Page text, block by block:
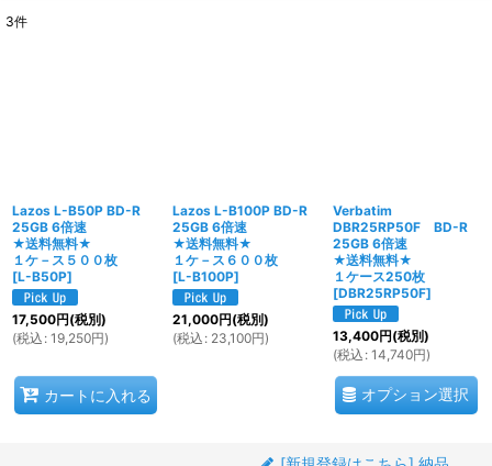
3件
Lazos L-B50P BD-R
25GB 6倍速
★送料無料★
１ケ－ス５００枚
[L-B50P]
17,500円(税別)
(税込 : 19,250円)
カートに入れる
Lazos L-B100P BD-R
25GB 6倍速
★送料無料★
１ケ－ス６００枚
[L-B100P]
21,000円(税別)
(税込 : 23,100円)
Verbatim
DBR25RP50F BD-R
25GB 6倍速
★送料無料★
１ケース250枚
[DBR25RP50F]
13,400円(税別)
(税込 : 14,740円)
オプション選択